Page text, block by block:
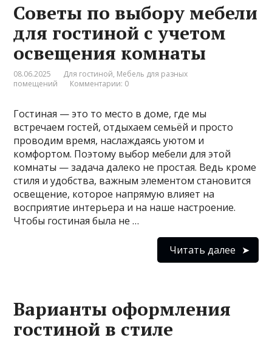
Советы по выбору мебели
для гостиной с учетом
освещения комнаты
08.06.2025 Для гостиной, Мебель для разных
помещений
Комментарии: 0
Гостиная — это то место в доме, где мы
встречаем гостей, отдыхаем семьёй и просто
проводим время, наслаждаясь уютом и
комфортом. Поэтому выбор мебели для этой
комнаты — задача далеко не простая. Ведь кроме
стиля и удобства, важным элементом становится
освещение, которое напрямую влияет на
восприятие интерьера и на наше настроение.
Чтобы гостиная была не …
Читать далее
Варианты оформления
гостиной в стиле